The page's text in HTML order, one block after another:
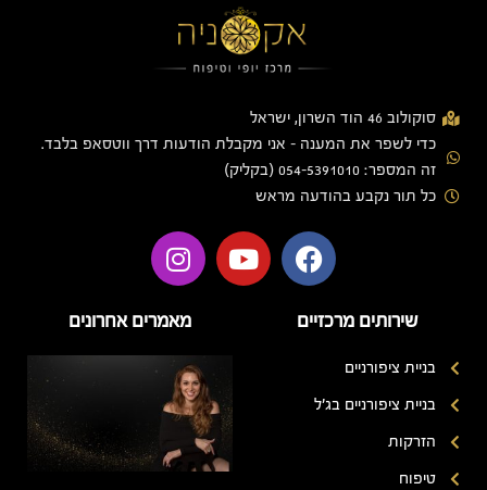
סוקולוב 46 הוד השרון, ישראל
כדי לשפר את המענה - אני מקבלת הודעות דרך ווטסאפ בלבד.
זה המספר: 054-5391010 (בקליק)
כל תור נקבע בהודעה מראש
שירותים מרכזיים
בניית ציפורניים
בניית ציפורניים בג'ל
הזרקות
טיפוח
מאמרים אחרונים